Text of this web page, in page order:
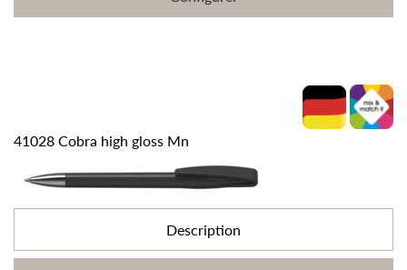
41028 Cobra high gloss Mn
Description